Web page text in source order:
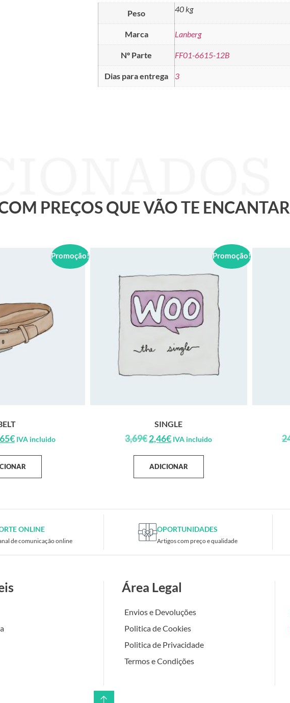
Peso 40 kg
Marca Lanberg
Nº Parte FF01-6615-12B
Dias para entrega 3
PREÇOS QUE VÃO TE
Promoção!
€ IVA incluido
Promoção!
SINGLE
3,69€2,46€ IVA incluido
ADICIONAR
ONLINE
de comunicação online
OPORTUNIDADES
Artigos com preço e qualidade
Área Legal
Envios e Devoluções
Politica de Cookies
Politica de Privacidade
Termos e Condições